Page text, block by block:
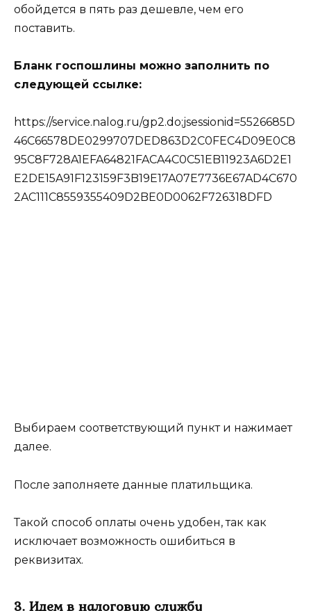
обойдется в пять раз дешевле, чем его
поставить.
Бланк госпошлины можно заполнить по
следующей ссылке:
https://service.nalog.ru/gp2.do;jsessionid=5526685D
46C66578DE0299707DED863D2C0FEC4D09E0C8
95C8F728A1EFA64821FACA4C0C51EB11923A6D2E1
E2DE15A91F123159F3B19E17A07E7736E67AD4C670
2AC111C8559355409D2BE0D0062F726318DFD
Выбираем соответствующий пункт и нажимает
далее.
После заполняете данные платильщика.
Такой способ оплаты очень удобен, так как
исключает возможность ошибиться в
реквизитах.
3. Идем в налоговую службу